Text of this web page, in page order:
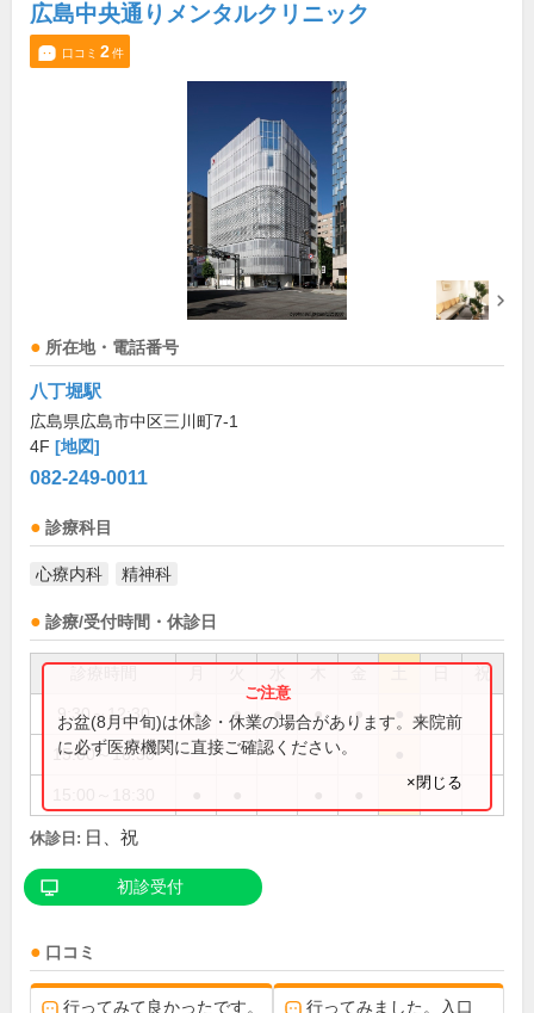
広島中央通りメンタルクリニック
口コミ 2件
所在地・電話番号
八丁堀駅
広島県広島市中区三川町7-1
4F [地図]
082-249-0011
診療科目
心療内科 精神科
診療/受付時間・休診日
祝
9:30～12:30 ● ● ● ● ●
15:00～16:30
お盆(8月中旬)は休診・休業の場合があります。来院前
に必ず医療機関に直接ご確認ください。
×閉じる
休診日: 日、祝
初診受付
口コミ
行ってみて良かったです。
行ってみました。入口